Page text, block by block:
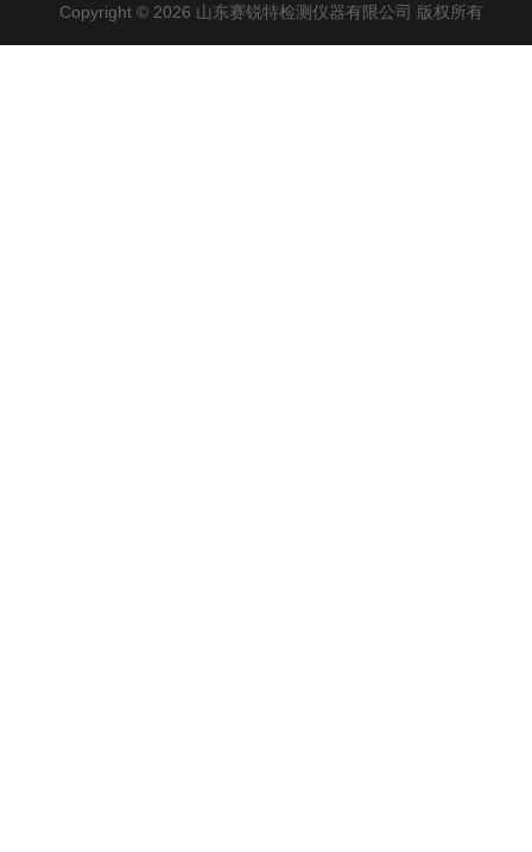
Copyright © 2026 山东赛锐特检测仪器有限公司 版权所有